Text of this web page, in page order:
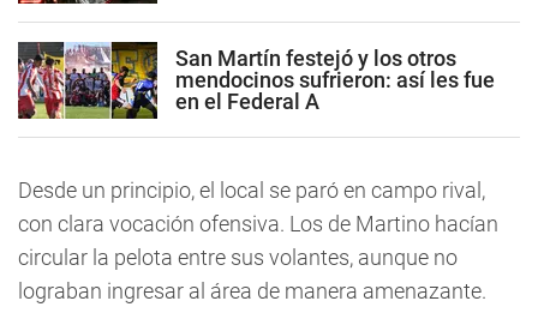
San Martín festejó y los otros
mendocinos sufrieron: así les fue
en el Federal A
Desde un principio, el local se paró en campo rival,
con clara vocación ofensiva. Los de Martino hacían
circular la pelota entre sus volantes, aunque no
lograban ingresar al área de manera amenazante.